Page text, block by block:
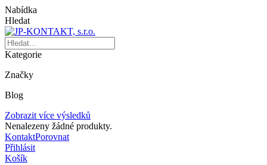
Nabídka
Hledat
Kategorie
Značky
Blog
Zobrazit více výsledků
Nenalezeny žádné produkty.
KontaktPorovnat
Přihlásit
Košík